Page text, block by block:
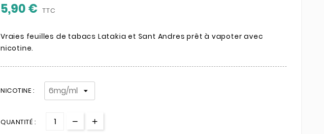
5,90 € TTC
Vraies feuilles de tabacs Latakia et Sant Andres prêt à vapoter avec
nicotine.
NICOTINE :
QUANTITÉ :